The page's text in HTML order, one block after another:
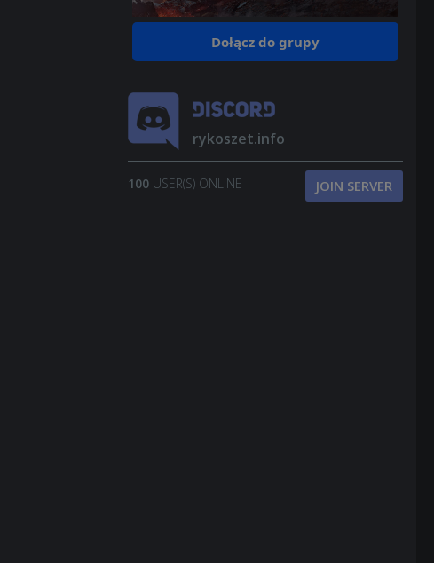
Dołącz do grupy
rykoszet.info
100 USER(S) ONLINE JOIN SERVER